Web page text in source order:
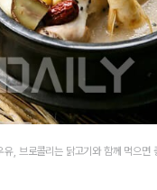
유, 브로콜리는 닭고기와 함께 먹으면